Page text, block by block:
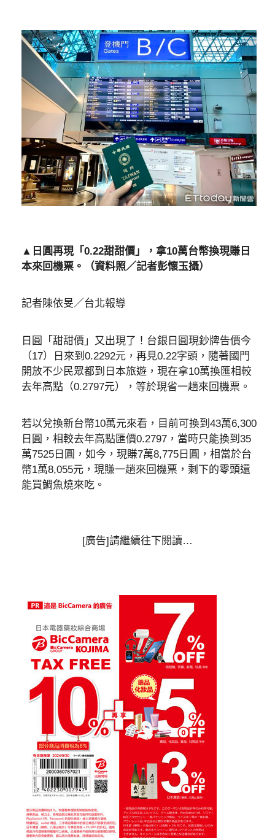
▲日圓再現「0.22甜甜價」，拿10萬台幣換現賺日
本來回機票。（資料照／記者彭懷玉攝）
記者陳依旻／台北報導
日圓「甜甜價」又出現了！台銀日圓現鈔牌告價今
（17）日來到0.2292元，再見0.22字頭，隨著國門
開放不少民眾都到日本旅遊，現在拿10萬換匯相較
去年高點（0.2797元），等於現省一趟來回機票。
若以兌換新台幣10萬元來看，目前可換到43萬6,300
日圓，相較去年高點匯價0.2797，當時只能換到35
萬7525日圓，如今，現賺7萬8,775日圓，相當於台
幣1萬8,055元，現賺一趟來回機票，剩下的零頭還
能買鯛魚燒來吃。
[廣告]請繼續往下閱讀…